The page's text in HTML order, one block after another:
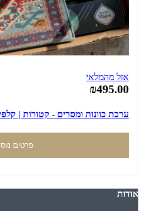
אזל מהמלאי
₪495.00
ערכת כוונות ומסרים - קטורות |
פרטים
אודות